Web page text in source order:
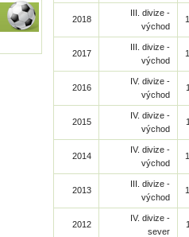
2018
III. divize -
východ
2017
III. divize -
východ
2016
IV. divize -
východ
2015
IV. divize -
východ
2014
IV. divize -
východ
2013
III. divize -
východ
2012
IV. divize -
sever